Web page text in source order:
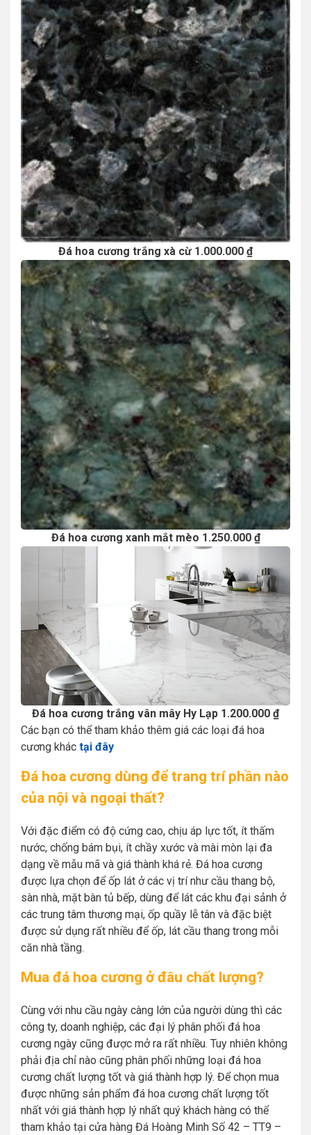
Đá hoa cương trắng xà cừ 1.000.000 ₫
Đá hoa cương xanh mắt mèo 1.250.000 ₫
Đá hoa cương trắng vân mây Hy Lạp 1.200.000 ₫
Các bạn có thể tham khảo thêm giá các loại đá hoa
cương khác tại đây
Đá hoa cương dùng để trang trí phần nào
của nội và ngoại thất?
Với đặc điểm có độ cứng cao, chịu áp lực tốt, ít thấm
nước, chống bám bụi, ít chầy xước và mài mòn lại đa
dạng về mẫu mã và giá thành khá rẻ. Đá hoa cương
được lựa chọn để ốp lát ở các vị trí như cầu thang bộ,
sàn nhà, mặt bàn tủ bếp, dùng để lát các khu đại sảnh ở
các trung tâm thương mại, ốp quầy lễ tân và đặc biệt
được sử dụng rất nhiều để ốp, lát cầu thang trong mỗi
căn nhà tầng.
Mua đá hoa cương ở đâu chất lượng?
Cùng với nhu cầu ngày càng lớn của người dùng thì các
công ty, doanh nghiệp, các đại lý phân phối đá hoa
cương ngày cũng được mở ra rất nhiều. Tuy nhiên không
phải địa chỉ nào cũng phân phối những loại đá hoa
cương chất lượng tốt và giá thành hợp lý. Để chọn mua
được những sản phẩm đá hoa cương chất lượng tốt
nhất với giá thành hợp lý nhất quý khách hàng có thể
tham khảo tại cửa hàng Đá Hoàng Minh Số 42 – TT9 –